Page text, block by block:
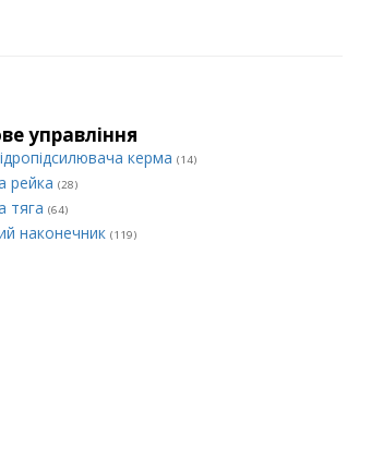
управління
керма (14)
рейка (28)
тяга (64)
наконечник (119)